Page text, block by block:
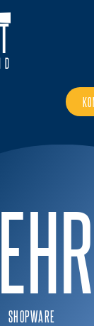
SHOPWARE